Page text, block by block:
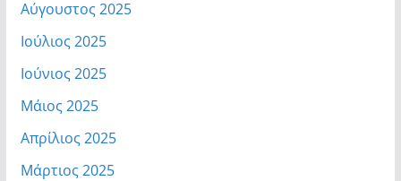
Αύγουστος 2025
Ιούλιος 2025
Ιούνιος 2025
Μάιος 2025
Απρίλιος 2025
Μάρτιος 2025